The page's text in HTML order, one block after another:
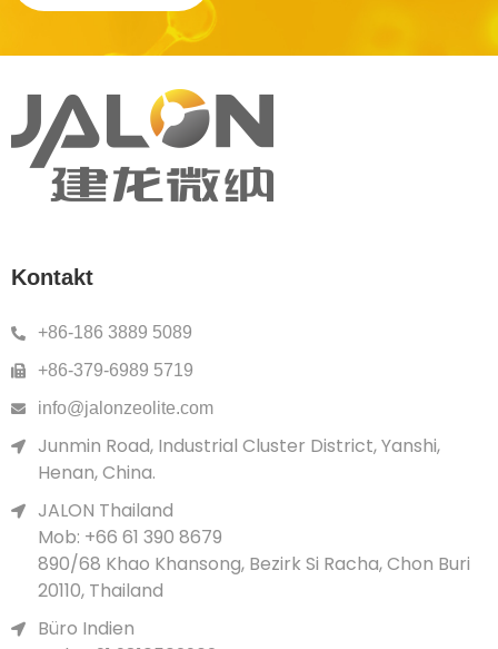
Kontakt
+86-186 3889 5089
+86-379-6989 5719
info@jalonzeolite.com
Junmin Road, Industrial Cluster District, Yanshi,
Henan, China.
JALON Thailand
Mob: +66 61 390 8679
890/68 Khao Khansong, Bezirk Si Racha, Chon Buri
20110, Thailand
Büro Indien